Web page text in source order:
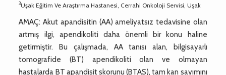
3Uşak Eğitim Ve Araştırma Hastanesi, Cerrahi Onkoloji Servisi, Uşak
AMAÇ: Akut apandisitin (AA) ameliyatsız tedavisine olan
artmış ilgi, apendikoliti daha önemli bir konu haline
getirmiştir. Bu çalışmada, AA tanısı alan, bilgisayarlı
tomografide (BT) apendikoliti olan ve olmayan
hastalarda BT apandisit skorunu (BTAS), tam kan sayımını